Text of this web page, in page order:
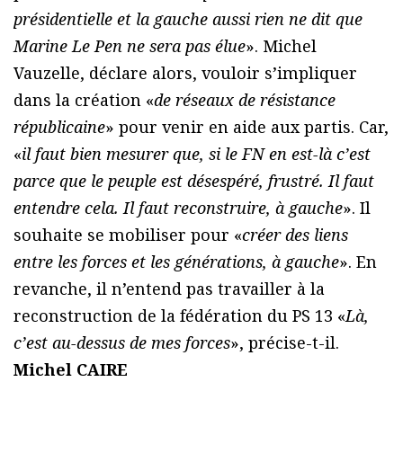
présidentielle et la gauche aussi rien ne dit que
Marine Le Pen ne sera pas élue». Michel
Vauzelle, déclare alors, vouloir s’impliquer
dans la création «de réseaux de résistance
républicaine» pour venir en aide aux partis. Car,
«il faut bien mesurer que, si le FN en est-là c’est
parce que le peuple est désespéré, frustré. Il faut
entendre cela. Il faut reconstruire, à gauche». Il
souhaite se mobiliser pour «créer des liens
entre les forces et les générations, à gauche». En
revanche, il n’entend pas travailler à la
reconstruction de la fédération du PS 13 «Là,
c’est au-dessus de mes forces», précise-t-il.
Michel CAIRE